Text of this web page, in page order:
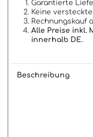
Garantierte
Keine
Rechnungskauf
Alle Preise inkl.
innerhalb DE.
Beschreibung